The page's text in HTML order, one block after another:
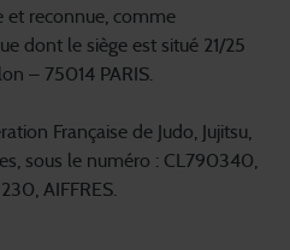
et reconnue, comme
dont le siège est situé 21/25
– 75014 PARIS.
Française de Judo, Jujitsu,
sous le numéro : CL790340,
AIFFRES.